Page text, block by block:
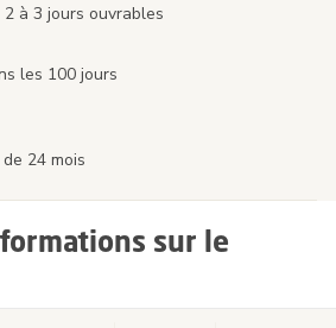
à 3 jours ouvrables
les 100 jours
24 mois
sur le